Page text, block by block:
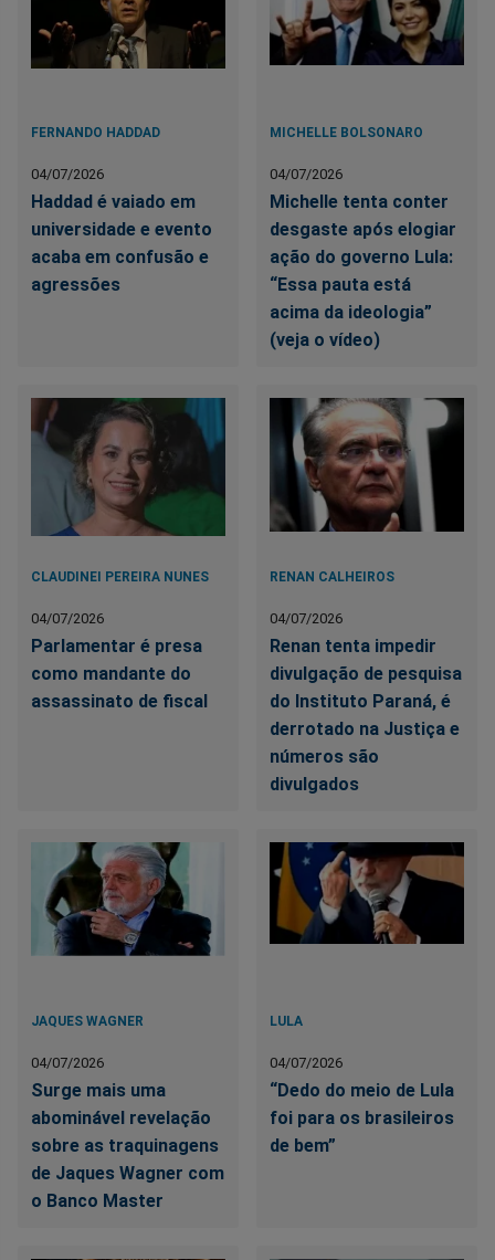
FERNANDO HADDAD
04/07/2026
Haddad é vaiado em
universidade e evento
acaba em confusão e
agressões
MICHELLE BOLSONARO
04/07/2026
Michelle tenta conter
desgaste após elogiar
ação do governo Lula:
“Essa pauta está
acima da ideologia”
(veja o vídeo)
CLAUDINEI PEREIRA NUNES
04/07/2026
Parlamentar é presa
como mandante do
assassinato de fiscal
RENAN CALHEIROS
04/07/2026
Renan tenta impedir
divulgação de pesquisa
do Instituto Paraná, é
derrotado na Justiça e
números são
divulgados
JAQUES WAGNER
04/07/2026
Surge mais uma
abominável revelação
sobre as traquinagens
de Jaques Wagner com
o Banco Master
LULA
04/07/2026
“Dedo do meio de Lula
foi para os brasileiros
de bem”